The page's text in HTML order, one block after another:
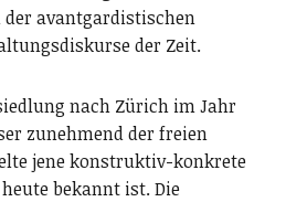
avantgardistischen
der Zeit.
nach Zürich im Jahr
zunehmend der freien
jene konstruktiv-konkrete
bekannt ist. Die